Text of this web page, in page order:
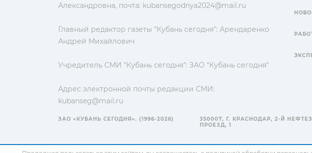
Александровна, почта: kubansegodnya2024@mail.ru
Главный редактор газеты "Кубань сегодня": Арендаренко
Андрей Михайлович
Учредитель СМИ "Кубань сегодня": ЗАО "Кубань сегодня"
Адрес электронной почты редакции СМИ:
kubanseg@mail.ru
ЗАО «КУБАНЬ СЕГОДНЯ». (1996-2026)
350007, Г. КРАСНОДАР, 2-Й
ПРОЕЗД, 1